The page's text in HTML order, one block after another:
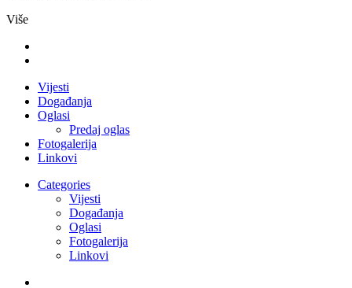
Više
Vijesti
Događanja
Oglasi
Predaj oglas
Fotogalerija
Linkovi
Categories
Vijesti
Događanja
Oglasi
Fotogalerija
Linkovi